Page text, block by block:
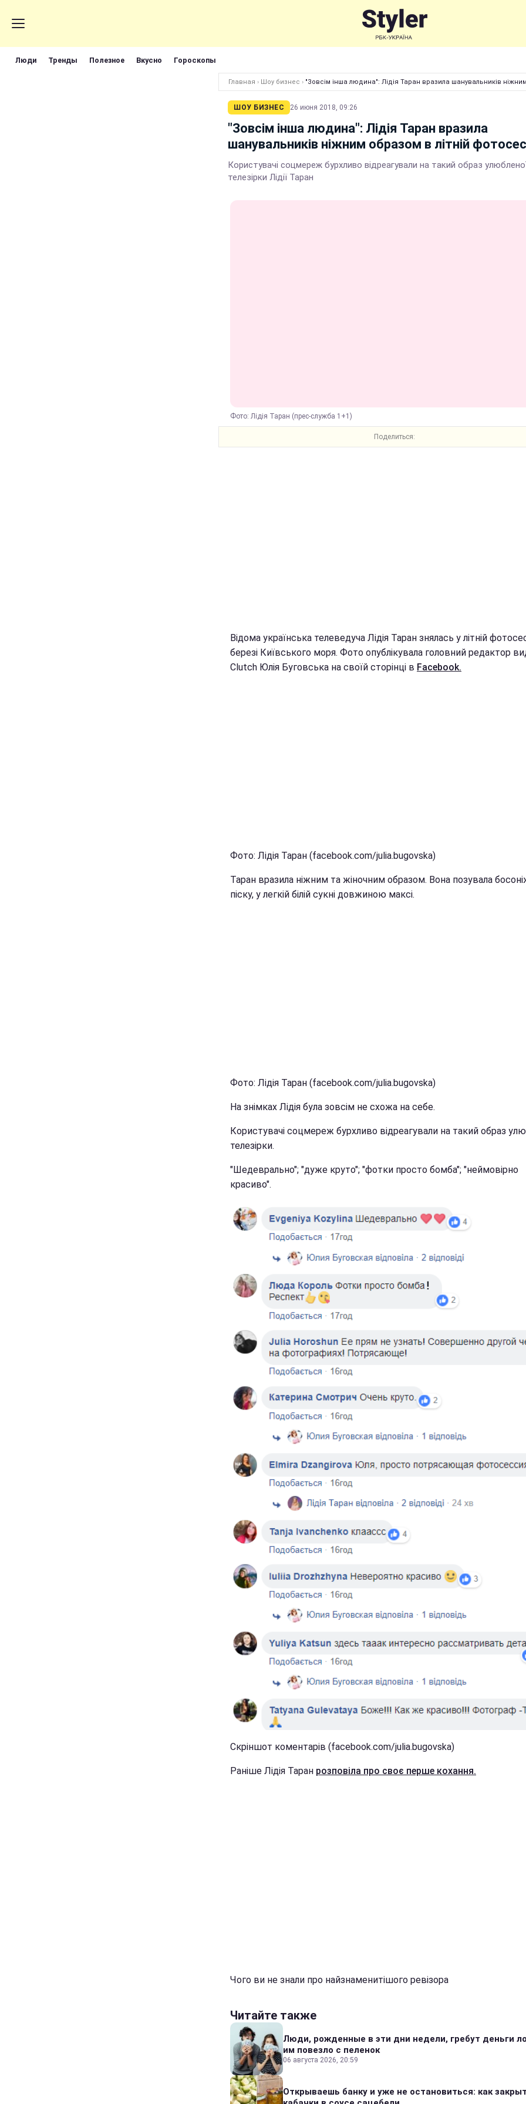
Люди Тренды Полезное Вкусно Гороскопы
Главная › Шоу бизнес › "Зовсім інша людина": Лідія Таран вразила шанувальників
ШОУ БИЗНЕС 26 июня 2018, 09:26
"Зовсім інша людина": Лідія Таран вразила
шанувальників ніжним образом в літній
Користувачі соцмереж бурхливо відреагували на такий образ
телезірки Лідії Таран
Фото: Лідія Таран (прес-служба 1+1)
Поделиться:
Відома українська телеведуча Лідія Таран знялась у літній
березі Київського моря. Фото опублікувала головний редактор
Clutch Юлія Буговська на своїй сторінці в Facebook.
Фото: Лідія Таран (facebook.com/julia.bugovska)
Таран вразила ніжним та жіночним образом. Вона позувала
піску, у легкій білій сукні довжиною максі.
Фото: Лідія Таран (facebook.com/julia.bugovska)
На знімках Лідія була зовсім не схожа на себе.
Користувачі соцмереж бурхливо відреагували на такий образ
телезірки.
"Шедеврально"; "дуже круто"; "фотки просто бомба"; "неймовірно
красиво".
Скріншот коментарів (facebook.com/julia.bugovska)
Раніше Лідія Таран розповіла про своє перше кохання.
Чого ви не знали про найзнаменитішого ревізора
Читайте также
Люди, рожденные в эти дни недели, гребут деньги
им повезло с пеленок
06 августа 2026, 20:59
Открываешь банку и уже не остановиться: как